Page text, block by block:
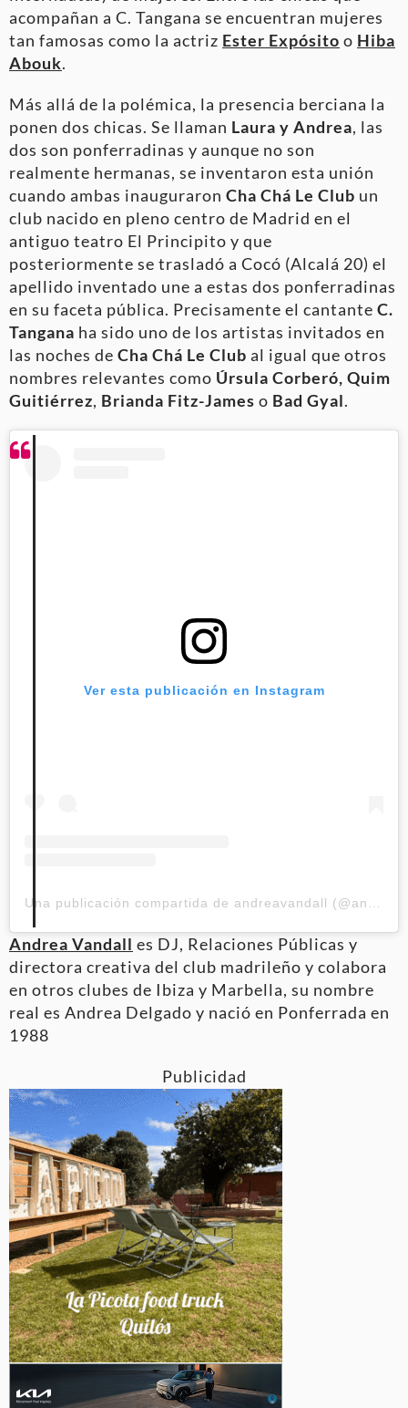
acompañan a C. Tangana se encuentran mujeres
tan famosas como la actriz Ester Expósito o Hiba
Abouk.
Más allá de la polémica, la presencia berciana la
ponen dos chicas. Se llaman Laura y Andrea, las
dos son ponferradinas y aunque no son
realmente hermanas, se inventaron esta unión
cuando ambas inauguraron Cha Chá Le Club un
club nacido en pleno centro de Madrid en el
antiguo teatro El Principito y que
posteriormente se trasladó a Cocó (Alcalá 20) el
apellido inventado une a estas dos ponferradinas
en su faceta pública. Precisamente el cantante C.
Tangana ha sido uno de los artistas invitados en
las noches de Cha Chá Le Club al igual que otros
nombres relevantes como Úrsula Corberó, Quim
Guitiérrez, Brianda Fitz-James o Bad Gyal.
Ver esta publicación en Instagram
Andrea Vandall es DJ, Relaciones Públicas y
directora creativa del club madrileño y colabora
en otros clubes de Ibiza y Marbella, su nombre
real es Andrea Delgado y nació en Ponferrada en
1988
Publicidad